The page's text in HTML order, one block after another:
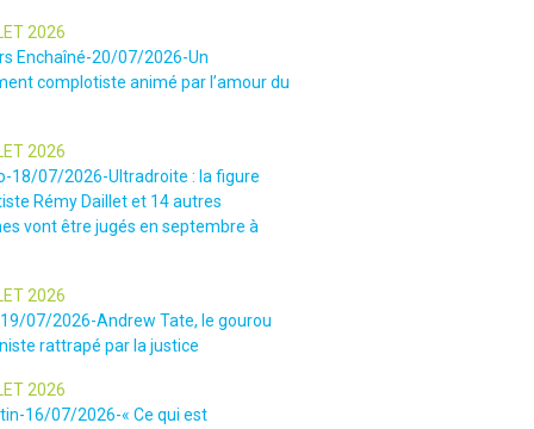
2026
Enchaîné-20/07/2026-Un
complotiste animé par l’amour du
2026
18/07/2026-Ultradroite : la figure
Rémy Daillet et 14 autres
vont être jugés en septembre à
2026
07/2026-Andrew Tate, le gourou
rattrapé par la justice
2026
16/07/2026-« Ce qui est